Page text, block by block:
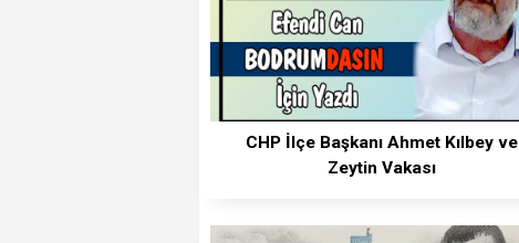
CHP İlçe Başkanı Ahmet Kılbey ve
Zeytin Vakası